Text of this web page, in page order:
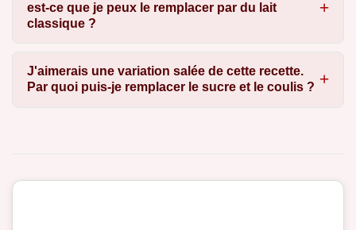
est-ce que je peux le remplacer par du lait
classique ?
J'aimerais une variation salée de cette recette.
Par quoi puis-je remplacer le sucre et le coulis ?